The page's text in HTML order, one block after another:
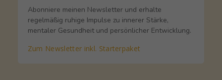
Abonniere meinen Newsletter und erhalte
regelmäßig ruhige Impulse zu innerer Stärke,
mentaler Gesundheit und persönlicher Entwicklung.
Zum Newsletter inkl. Starterpaket